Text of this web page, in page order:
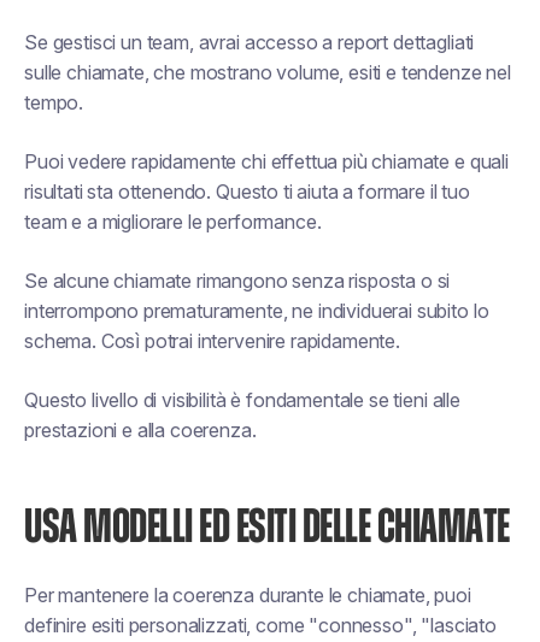
Se gestisci un team, avrai accesso a report dettagliati
sulle chiamate, che mostrano volume, esiti e tendenze nel
tempo.
Puoi vedere rapidamente chi effettua più chiamate e quali
risultati sta ottenendo. Questo ti aiuta a formare il tuo
team e a migliorare le performance.
Se alcune chiamate rimangono senza risposta o si
interrompono prematuramente, ne individuerai subito lo
schema. Così potrai intervenire rapidamente.
Questo livello di visibilità è fondamentale se tieni alle
prestazioni e alla coerenza.
USA MODELLI ED ESITI DELLE CHIAMATE
Per mantenere la coerenza durante le chiamate, puoi
definire esiti personalizzati, come "connesso", "lasciato